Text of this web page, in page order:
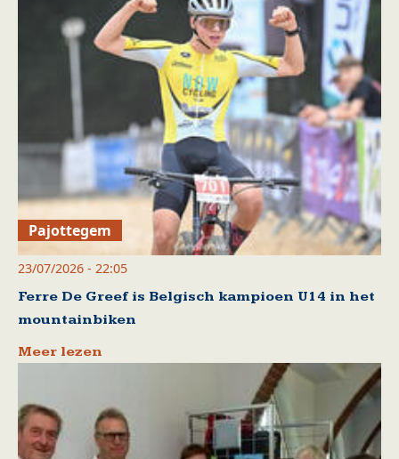
Pajottegem
23/07/2026 - 22:05
Ferre De Greef is Belgisch kampioen U14 in het
mountainbiken
Meer lezen